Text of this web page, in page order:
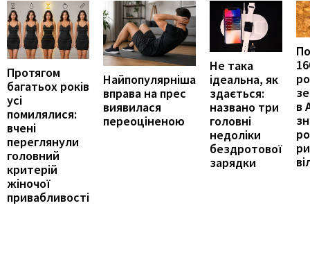
Протягом
багатьох років
усі
помилялися:
вчені
переглянули
головний
критерій
жіночої
привабливості
Найпопулярніша
вправа на прес
виявилася
переоціненою
Не така
ідеальна, як
здається:
названо три
головні
недоліки
бездротової
зарядки
в